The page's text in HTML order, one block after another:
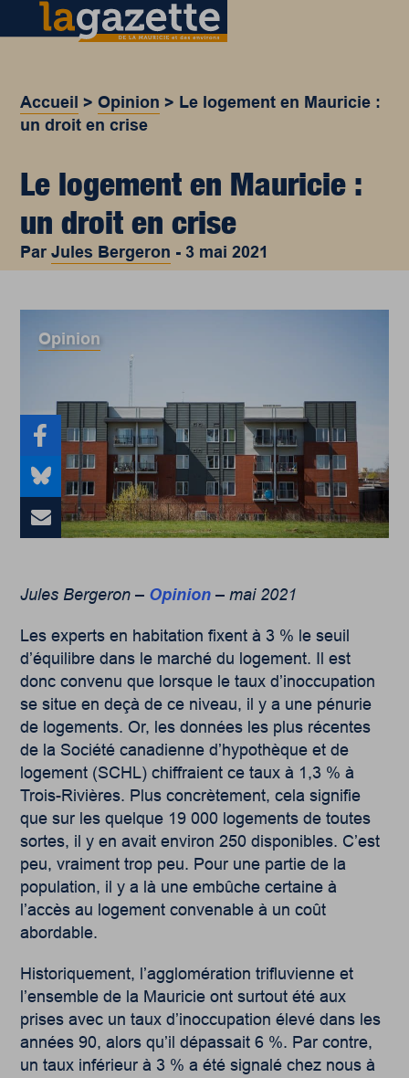
Accueil >Opinion > Le logement en Mauricie :
un droit en crise
Le logement en Mauricie :
un droit en crise
ParJules Bergeron -3 mai 2021
Opinion
Jules Bergeron – Opinion – mai 2021
Les experts en habitation fixent à 3 % le seuil
d’équilibre dans le marché du logement. Il est
donc convenu que lorsque le taux d’inoccupation
se situe en deçà de ce niveau, il y a une pénurie
de logements. Or, les données les plus récentes
de la Société canadienne d’hypothèque et de
logement (SCHL) chiffraient ce taux à 1,3 % à
Trois-Rivières. Plus concrètement, cela signifie
que sur les quelque 19 000 logements de toutes
sortes, il y en avait environ 250 disponibles. C’est
peu, vraiment trop peu. Pour une partie de la
population, il y a là une embûche certaine à
l’accès au logement convenable à un coût
abordable.
Historiquement, l’agglomération trifluvienne et
l’ensemble de la Mauricie ont surtout été aux
prises avec un taux d’inoccupation élevé dans les
années 90, alors qu’il dépassait 6 %. Par contre,
un taux inférieur à 3 % a été signalé chez nous à